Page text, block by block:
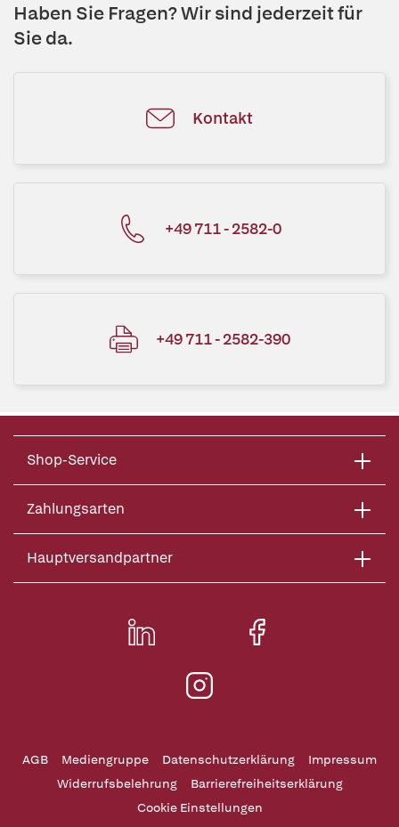
Haben Sie Fragen? Wir sind jederzeit für
Sie da.
Kontakt
+49 711 - 2582-0
+49 711 - 2582-390
Shop-Service
Zahlungsarten
Hauptversandpartner
AGB Mediengruppe Datenschutzerklärung
Impressum
Widerrufsbelehrung
Barrierefreiheitserklärung
Cookie Einstellungen